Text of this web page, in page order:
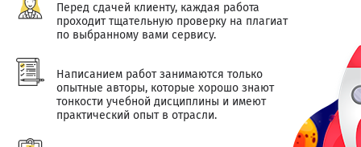
Перед сдачей клиенту, каждая работа
проходит тщательную проверку на плагиат
по выбранному вами сервису.
Написанием работ занимаются только
опытные авторы, которые хорошо знают
тонкости учебной дисциплины и имеют
практический опыт в отрасли.